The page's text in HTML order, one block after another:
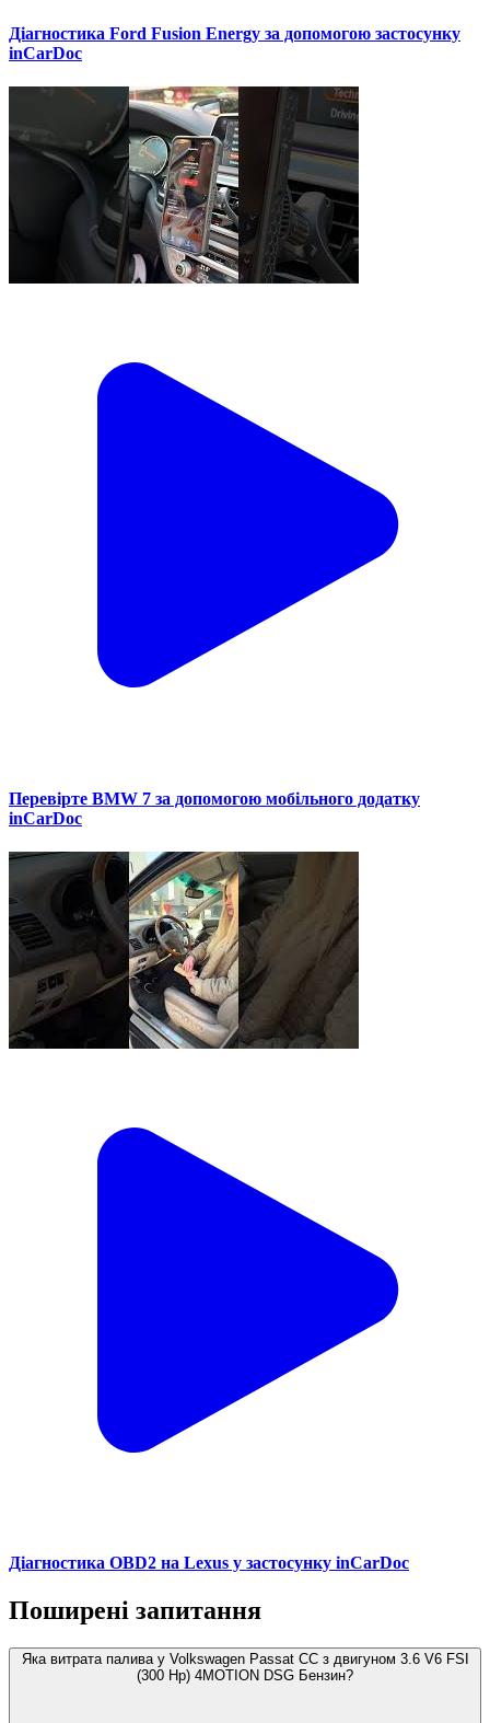
Діагностика Ford Fusion Energy за допомогою застосунку
inCarDoc
Перевірте BMW 7 за допомогою мобільного додатку
inCarDoc
Діагностика OBD2 на Lexus у застосунку inCarDoc
Поширені запитання
Яка витрата палива у Volkswagen Passat CC з двигуном 3.6 V6 FSI
(300 Hp) 4MOTION DSG Бензин?